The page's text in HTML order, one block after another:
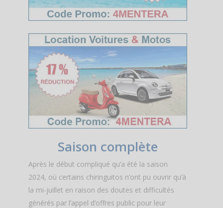
Saison complète
Après le début compliqué qu’a été la saison
2024, où certains chiringuitos n’ont pu ouvrir qu’à
la mi-juillet en raison des doutes et difficultés
générés par l’appel d’offres public pour leur